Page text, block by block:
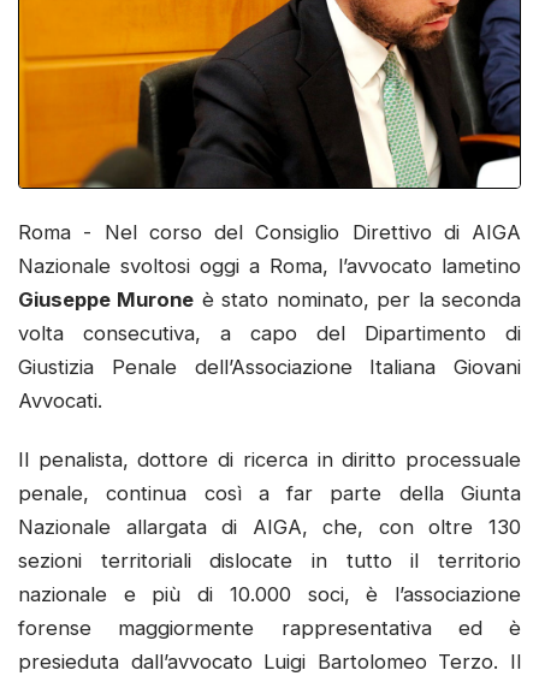
Roma - Nel corso del Consiglio Direttivo di AIGA
Nazionale svoltosi oggi a Roma, l’avvocato lametino
Giuseppe Murone è stato nominato, per la seconda
volta consecutiva, a capo del Dipartimento di
Giustizia Penale dell’Associazione Italiana Giovani
Avvocati.
Il penalista, dottore di ricerca in diritto processuale
penale, continua così a far parte della Giunta
Nazionale allargata di AIGA, che, con oltre 130
sezioni territoriali dislocate in tutto il territorio
nazionale e più di 10.000 soci, è l’associazione
forense maggiormente rappresentativa ed è
presieduta dall’avvocato Luigi Bartolomeo Terzo. Il